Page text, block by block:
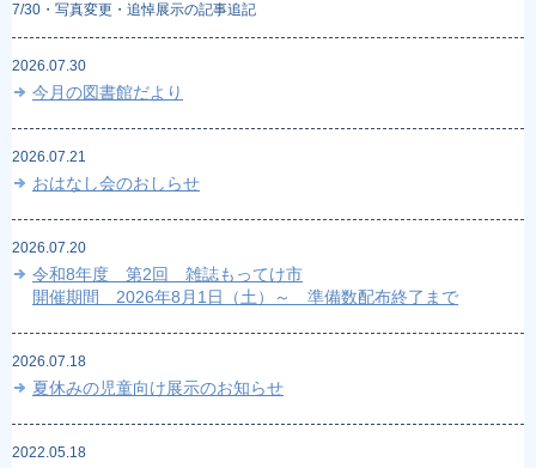
7/30・写真変更・追悼展示の記事追記
2026.07.30
今月の図書館だより
2026.07.21
おはなし会のおしらせ
2026.07.20
令和8年度 第2回 雑誌もってけ市
開催期間 2026年8月1日（土）～ 準備数配布終了まで
2026.07.18
夏休みの児童向け展示のお知らせ
2022.05.18